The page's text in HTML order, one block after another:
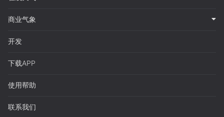
商业气象
开发
下载APP
使用帮助
联系我们